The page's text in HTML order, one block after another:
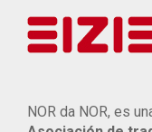
NOR da NOR, es